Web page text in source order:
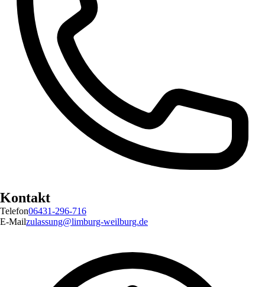
Kontakt
Telefon06431-296-716
E-Mailzulassung@limburg-weilburg.de